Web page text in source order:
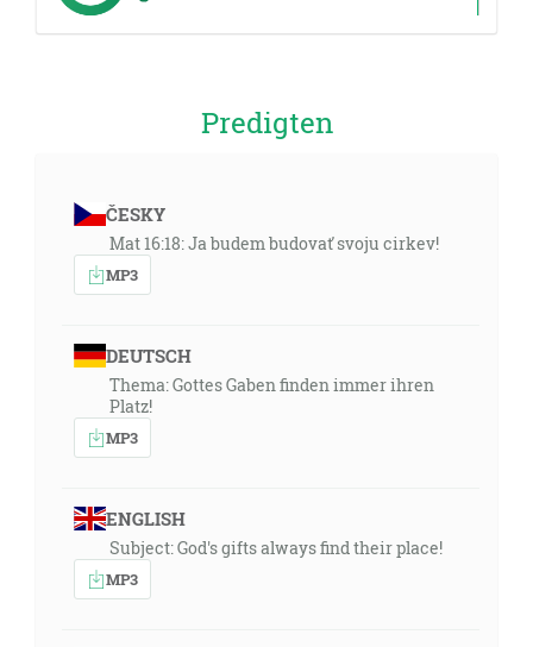
Predigten
ČESKY
Mat 16:18: Ja budem budovať svoju cirkev!
MP3
DEUTSCH
Thema: Gottes Gaben finden immer ihren
Platz!
MP3
ENGLISH
Subject: God's gifts always find their place!
MP3